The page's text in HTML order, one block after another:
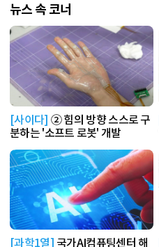
뉴스 속 코너
[사이다] ② 힘의 방향 스스로 구
분하는 '소프트 로봇' 개발
[과학1열] 국가AI컴퓨팅센터 해